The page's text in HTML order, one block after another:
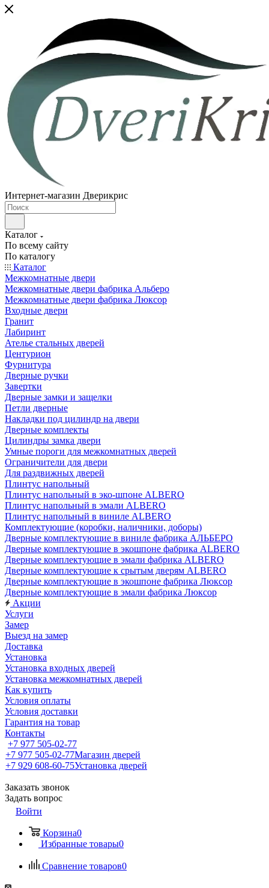
Интернет-магазин Дверикрис
Каталог
По всему сайту
По каталогу
Каталог
Межкомнатные двери
Межкомнатные двери фабрика Альберо
Межкомнатные двери фабрика Люксор
Входные двери
Гранит
Лабиринт
Ателье стальных дверей
Центурион
Фурнитура
Дверные ручки
Завертки
Дверные замки и защелки
Петли дверные
Накладки под цилиндр на двери
Дверные комплекты
Цилиндры замка двери
Умные пороги для межкомнатных дверей
Ограничители для двери
Для раздвижных дверей
Плинтус напольный
Плинтус напольный в эко-шпоне ALBERO
Плинтус напольный в эмали ALBERO
Плинтус напольный в виниле ALBERO
Комплектующие (коробки, наличники, доборы)
Дверные комплектующие в виниле фабрика АЛЬБЕРО
Дверные комплектующие в экошпоне фабрика ALBERO
Дверные комплектующие в эмали фабрика ALBERO
Дверные комплектующие к срытым дверям ALBERO
Дверные комплектующие в экошпоне фабрика Люксор
Дверные комплектующие в эмали фабрика Люксор
Акции
Услуги
Замер
Выезд на замер
Доставка
Установка
Установка входных дверей
Установка межкомнатных дверей
Как купить
Условия оплаты
Условия доставки
Гарантия на товар
Контакты
+7 977 505-02-77
+7 977 505-02-77Магазин дверей
+7 929 608-60-75Установка дверей
Заказать звонок
Задать вопрос
Войти
Корзина0
Избранные товары0
Сравнение товаров0